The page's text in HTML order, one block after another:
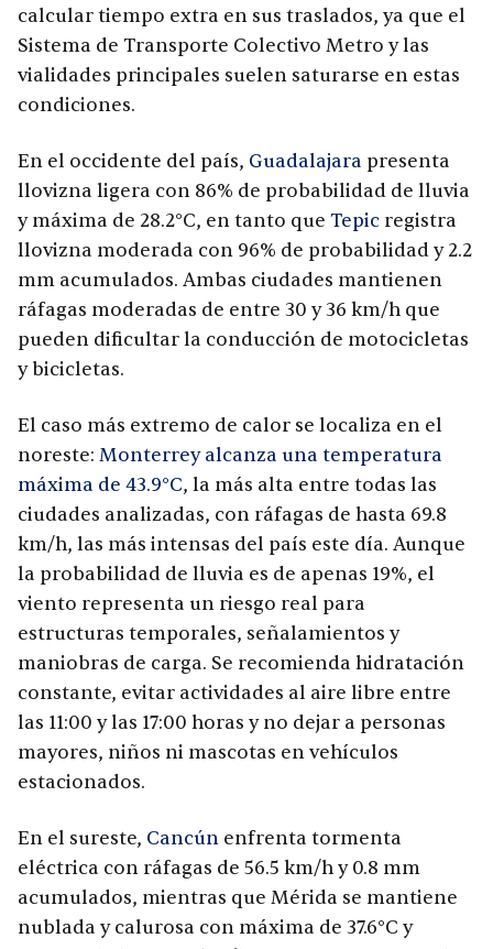
calcular tiempo extra en sus traslados, ya que el
Sistema de Transporte Colectivo Metro y las
vialidades principales suelen saturarse en estas
condiciones.
En el occidente del país, Guadalajara presenta
llovizna ligera con 86% de probabilidad de lluvia
y máxima de 28.2°C, en tanto que Tepic registra
llovizna moderada con 96% de probabilidad y 2.2
mm acumulados. Ambas ciudades mantienen
ráfagas moderadas de entre 30 y 36 km/h que
pueden dificultar la conducción de motocicletas
y bicicletas.
El caso más extremo de calor se localiza en el
noreste: Monterrey alcanza una temperatura
máxima de 43.9°C, la más alta entre todas las
ciudades analizadas, con ráfagas de hasta 69.8
km/h, las más intensas del país este día. Aunque
la probabilidad de lluvia es de apenas 19%, el
viento representa un riesgo real para
estructuras temporales, señalamientos y
maniobras de carga. Se recomienda hidratación
constante, evitar actividades al aire libre entre
las 11:00 y las 17:00 horas y no dejar a personas
mayores, niños ni mascotas en vehículos
estacionados.
En el sureste, Cancún enfrenta tormenta
eléctrica con ráfagas de 56.5 km/h y 0.8 mm
acumulados, mientras que Mérida se mantiene
nublada y calurosa con máxima de 37.6°C y